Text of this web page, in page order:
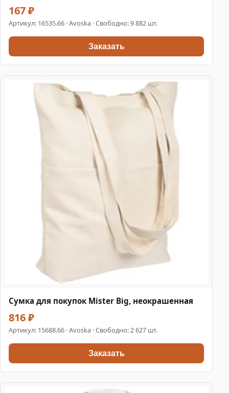
167 ₽
Артикул: 16535.66 · Avoska · Свободно: 9 882 шт.
Заказать
Сумка для покупок Mister Big, неокрашенная
816 ₽
Артикул: 15688.66 · Avoska · Свободно: 2 627 шт.
Заказать